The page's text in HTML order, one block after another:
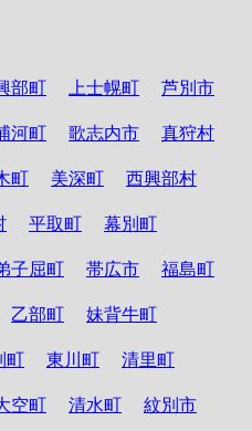
部町 上士幌町 芦別市
河町 歌志内市 真狩村
町 美深町 西興部村
平取町 幕別町
子屈町 帯広市 福島町
乙部町 妹背牛町
町 東川町 清里町
空町 清水町 紋別市